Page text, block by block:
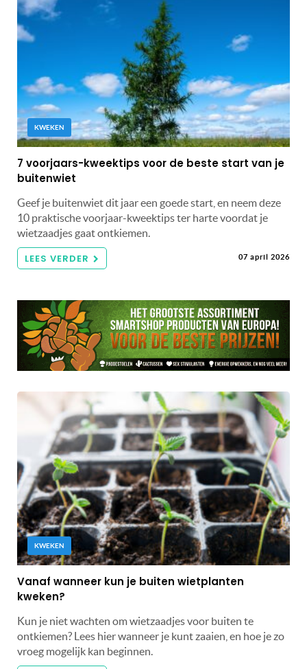
KWEKEN
7 voorjaars-kweektips voor de beste start van je
buitenwiet
Geef je buitenwiet dit jaar een goede start, en neem deze
10 praktische voorjaar-kweektips ter harte voordat je
wietzaadjes gaat ontkiemen.
LEES VERDER 07 april 2026
KWEKEN
Vanaf wanneer kun je buiten wietplanten
kweken?
Kun je niet wachten om wietzaadjes voor buiten te
ontkiemen? Lees hier wanneer je kunt zaaien, en hoe je zo
vroeg mogelijk kan beginnen.